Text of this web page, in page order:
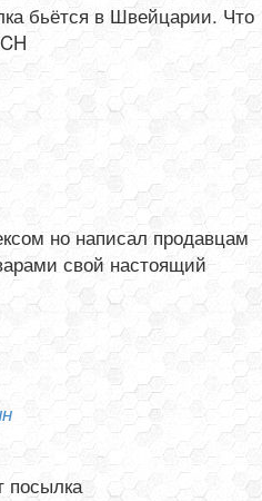
бьётся в Швейцарии. Что
но написал продавцам
свой настоящий
посылка